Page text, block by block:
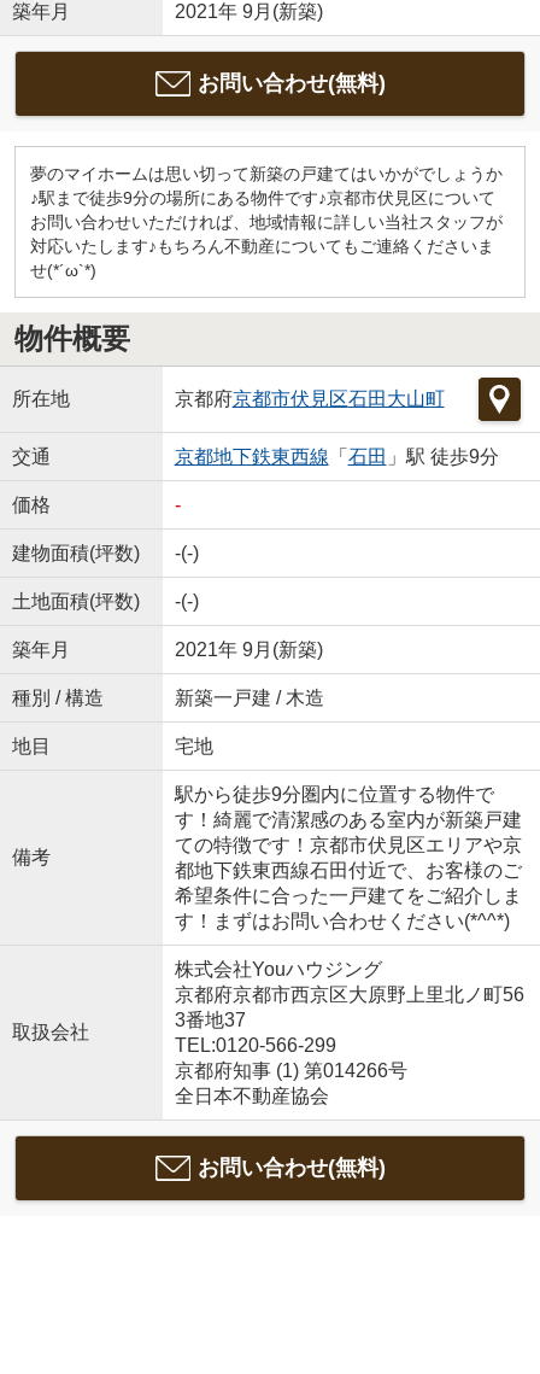
築年月 2021年 9月(新築)
お問い合わせ(無料)
夢のマイホームは思い切って新築の戸建てはいかがでしょうか
♪駅まで徒歩9分の場所にある物件です♪京都市伏見区について
お問い合わせいただければ、地域情報に詳しい当社スタッフが
対応いたします♪もちろん不動産についてもご連絡くださいま
せ(*´ω`*)
物件概要
所在地 京都府京都市伏見区石田大山町
交通 京都地下鉄東西線 「 石田 」駅 徒歩9分
価格 -
建物面積(坪数) -(-)
土地面積(坪数) -(-)
築年月 2021年 9月(新築)
種別 / 構造 新築一戸建 / 木造
地目 宅地
備考
駅から徒歩9分圏内に位置する物件で
す！綺麗で清潔感のある室内が新築戸建
ての特徴です！京都市伏見区エリアや京
都地下鉄東西線石田付近で、お客様のご
希望条件に合った一戸建てをご紹介しま
す！まずはお問い合わせください(*^^*)
取扱会社
株式会社Youハウジング
京都府京都市西京区大原野上里北ノ町56
3番地37
TEL:0120-566-299
京都府知事 (1) 第014266号
全日本不動産協会
お問い合わせ(無料)